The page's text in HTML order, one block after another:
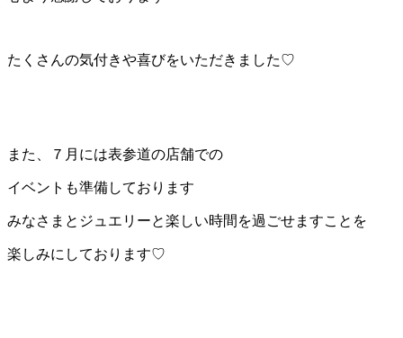
たくさんの気付きや喜びをいただきました♡
また、７月には表参道の店舗での
イベントも準備しております
みなさまとジュエリーと楽しい時間を過ごせますことを
楽しみにしております♡